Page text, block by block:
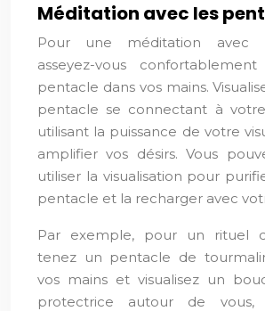
Méditation avec les
Pour une méditation avec
asseyez-vous
pentacle dans vos mains.
pentacle se connectant à
utilisant la puissance de votre
amplifier vos désirs. Vous
utiliser la visualisation pour
pentacle et la recharger avec
Par exemple, pour un rituel
tenez un pentacle de
vos mains et visualisez un
protectrice autour de